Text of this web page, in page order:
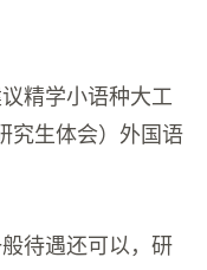
精学小语种大工
究生体会）外国语
待遇还可以，研